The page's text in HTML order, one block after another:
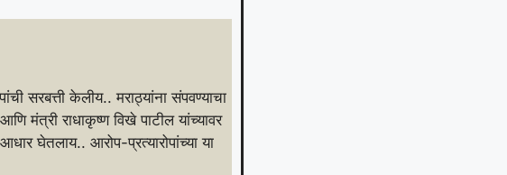
सरबत्ती केलीय.. मराठ्यांना संपवण्याचा
मंत्री राधाकृष्ण विखे पाटील यांच्यावर
घेतलाय.. आरोप-प्रत्यारोपांच्या या